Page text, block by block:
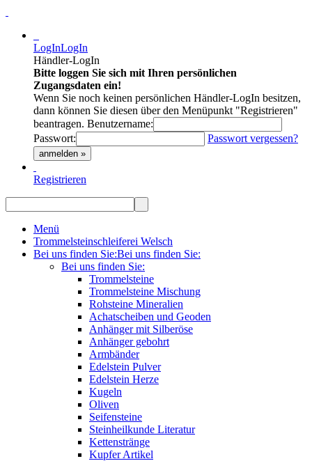
LogInLogIn
Händler-LogIn
Bitte loggen Sie sich mit Ihren persönlichen
Zugangsdaten ein!
Wenn Sie noch keinen persönlichen Händler-LogIn besitzen,
dann können Sie diesen über den Menüpunkt "Registrieren"
beantragen. Benutzername:
Passwort:
Passwort vergessen?
anmelden »
Registrieren
Menü
Trommelsteinschleiferei Welsch
Bei uns finden Sie:Bei uns finden Sie:
Bei uns finden Sie:
Trommelsteine
Trommelsteine Mischung
Rohsteine Mineralien
Achatscheiben und Geoden
Anhänger mit Silberöse
Anhänger gebohrt
Armbänder
Edelstein Pulver
Edelstein Herze
Kugeln
Oliven
Seifensteine
Steinheilkunde Literatur
Kettenstränge
Kupfer Artikel